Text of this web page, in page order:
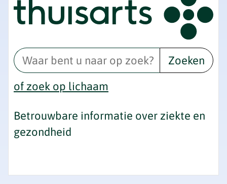
Zoeken
of zoek op lichaam
Betrouwbare informatie over ziekte en
gezondheid